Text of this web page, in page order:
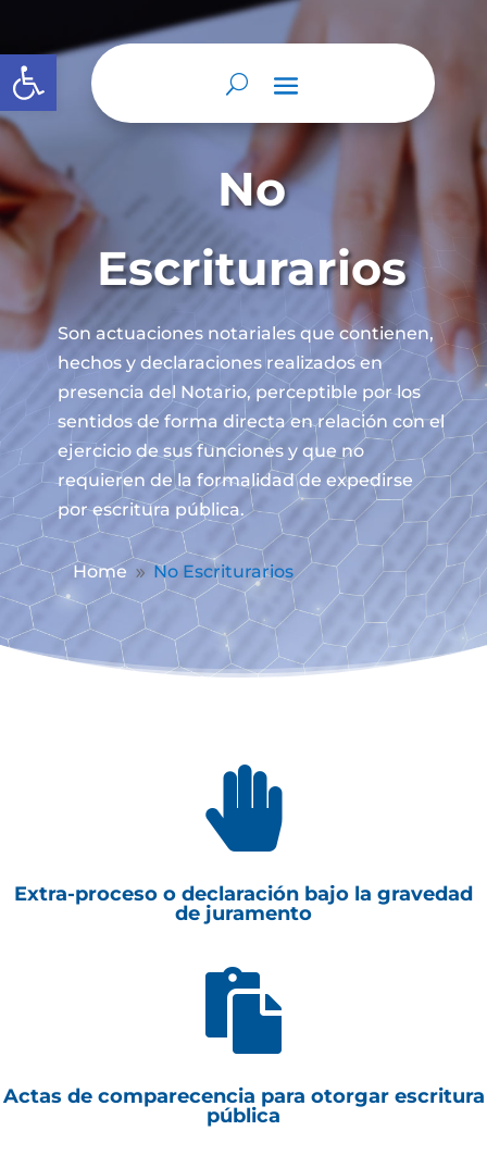
Abrir barra de herramientas
No
Escriturarios
Son actuaciones notariales que contienen,
hechos y declaraciones realizados en
presencia del Notario, perceptible por los
sentidos de forma directa en relación con el
ejercicio de sus funciones y que no
requieren de la formalidad de expedirse
por escritura pública.
Home 9 No Escriturarios

Extra-proceso o declaración bajo la gravedad
de juramento

Actas de comparecencia para otorgar escritura
pública